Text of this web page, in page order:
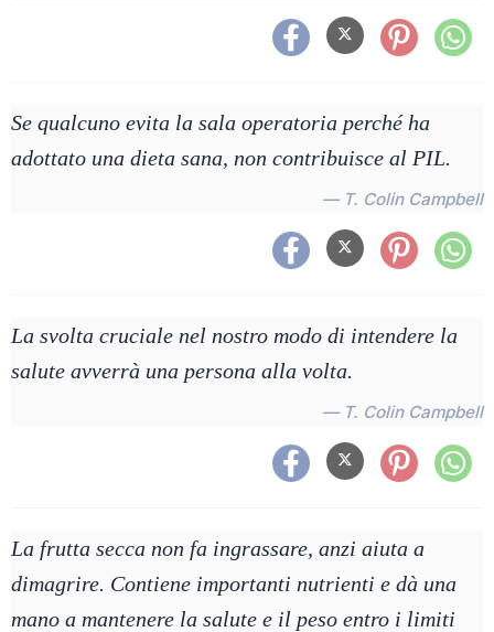
Se qualcuno evita la sala operatoria perché ha
adottato una dieta sana, non contribuisce al PIL.
— T. Colin Campbell
La svolta cruciale nel nostro modo di intendere la
salute avverrà una persona alla volta.
— T. Colin Campbell
La frutta secca non fa ingrassare, anzi aiuta a
dimagrire. Contiene importanti nutrienti e dà una
mano a mantenere la salute e il peso entro i limiti